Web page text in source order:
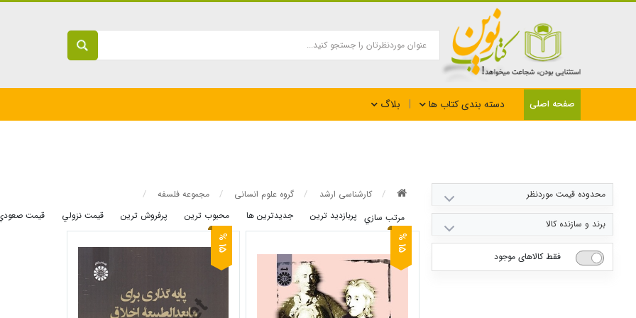
صفحه اصلی دسته بندی کتاب ها بلاگ
محدوده قیمت موردنظر
245000 270000
برند و سازنده کالا
فقط کالاهای موجود
کارشناسی ارشد گروه علوم انسانی
مجموعه فلسفه
پربازديد ترين
جديدترين ها محبوب ترين پرفروش ترين قيمت نزولي قيمت مرتب سازي
1
5
%
1
5
%